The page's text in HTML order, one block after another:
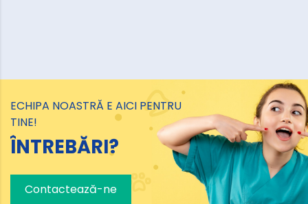
ECHIPA NOASTRĂ E AICI PENTRU
TINE!
ÎNTREBĂRI?
Contactează-ne